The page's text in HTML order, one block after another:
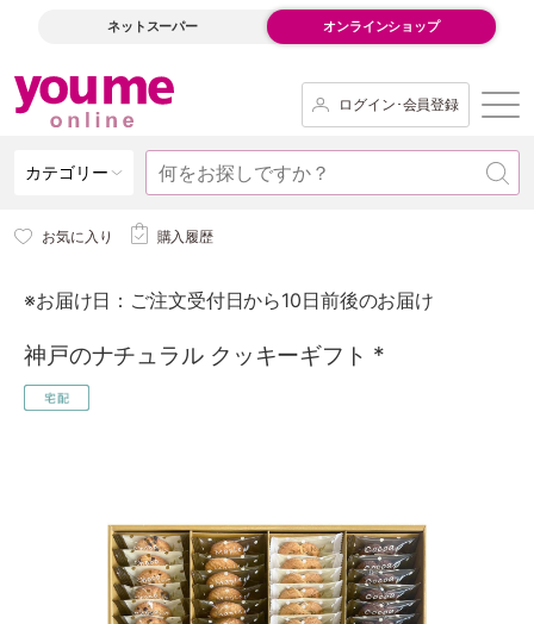
ネットスーパー オンラインショップ
ログイン･会員登録
カテゴリー
お気に入り 購入履歴
※お届け日：ご注文受付日から10日前後のお届け
神戸のナチュラル クッキーギフト *